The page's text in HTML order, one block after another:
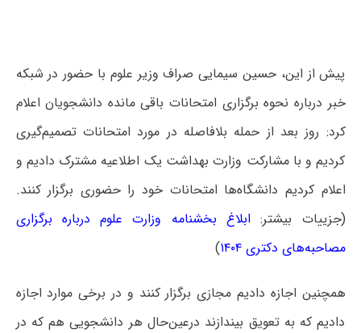
پیش از این، حسین سیمایی صراف وزیر علوم با حضور در شبکه
خبر درباره نحوه برگزاری امتحانات باقی مانده دانشجویان اعلام
کرد: روز بعد از حمله بلافاصله در مورد امتحانات تصمیم‌گیری
کردیم و با مشارکت وزارت بهداشت یک اطلاعیه مشترک دادیم و
اعلام کردیم دانشگاه‌ها امتحانات خود را حضوری برگزار کنند.
(جزییات بیشتر:ابلاغ بخشنامه وزارت علوم درباره برگزاری
مصاحبه‌های دکتری ۱۴۰۴
)
همچنین اجازه دادیم مجازی برگزار کنند و در برخی موارد اجازه
دادیم که به تعویق بیندازند درعین‌حال هر دانشجویی هم که در